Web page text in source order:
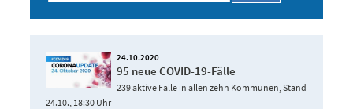
24.10.2020
95 neue COVID-19-Fälle
239 aktive Fälle in allen zehn Kommunen, Stand
24.10., 18:30 Uhr